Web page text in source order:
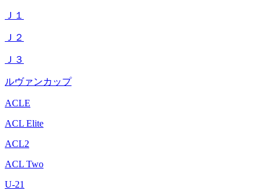
Ｊ１
Ｊ２
Ｊ３
ルヴァンカップ
ACLE
ACL Elite
ACL2
ACL Two
U-21